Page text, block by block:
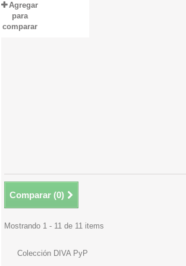
Agregar
para
comparar
Comparar (0)
Mostrando 1 - 11 de 11 items
Colección DIVA PyP